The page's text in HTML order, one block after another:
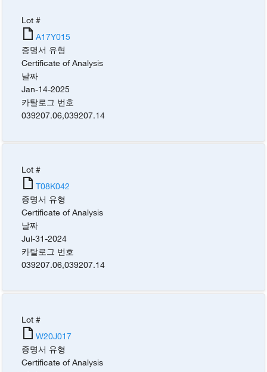
Lot #
A17Y015
증명서 유형
Certificate of Analysis
날짜
Jan-14-2025
카탈로그 번호
039207.06,039207.14
Lot #
T08K042
증명서 유형
Certificate of Analysis
날짜
Jul-31-2024
카탈로그 번호
039207.06,039207.14
Lot #
W20J017
증명서 유형
Certificate of Analysis